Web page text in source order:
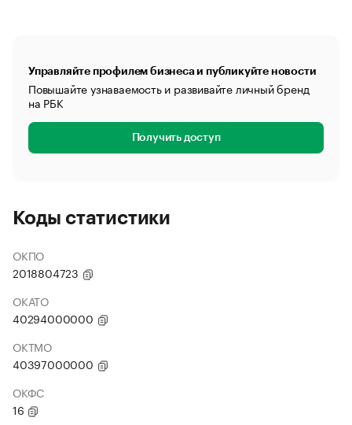
Управляйте профилем бизнеса и публикуйте новости
Повышайте узнаваемость и развивайте личный бренд
на РБК
Получить доступ
Коды статистики
ОКПО
2018804723
ОКАТО
40294000000
ОКТМО
40397000000
ОКФС
16